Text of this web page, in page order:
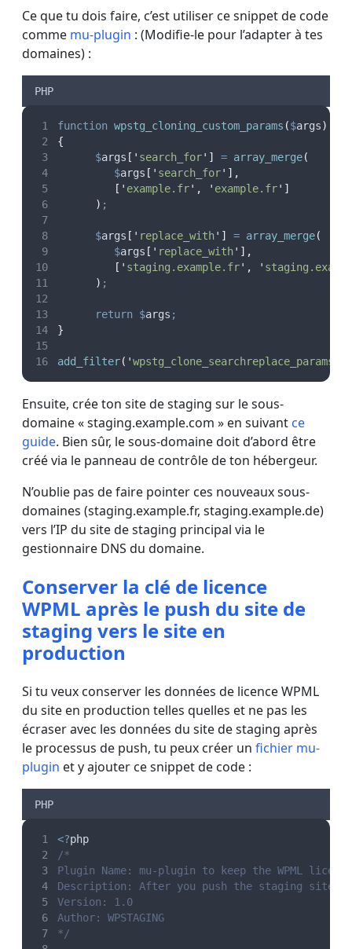
Ce que tu dois faire, c’est utiliser ce snippet de code
comme mu-plugin : (Modifie-le pour l’adapter à tes
domaines) :
PHP
function wpstg_cloning_custom_params ($args)
{
$args [ ' search_for' ] = array_merge(
$args [ ' search_for' ],
[ ' example.fr' , ' example.fr' ]
) ;
$args [ ' replace_with' ] = array_merge(
$args [ ' replace_with' ],
[ ' staging.example.fr' , '
) ;
return $args ;
}
add_filter( 'wpstg_clone_searchreplace_params
Ensuite, crée ton site de staging sur le sous-
domaine « staging.example.com » en suivant ce
guide. Bien sûr, le sous-domaine doit d’abord être
créé via le panneau de contrôle de ton hébergeur.
N’oublie pas de faire pointer ces nouveaux sous-
domaines (staging.example.fr, staging.example.de)
vers l’IP du site de staging principal via le
gestionnaire DNS du domaine.
Conserver la clé de licence
WPML après le push du site de
staging vers le site en
production
Si tu veux conserver les données de licence WPML
du site en production telles quelles et ne pas les
écraser avec les données du site de staging après
le processus de push, tu peux créer un fichier mu-
plugin et y ajouter ce snippet de code :
PHP
<?php
/*
Plugin Name: mu-plugin to keep the WPML
Description: After you push the staging site
Version: 1.0
Author: WPSTAGING
*/